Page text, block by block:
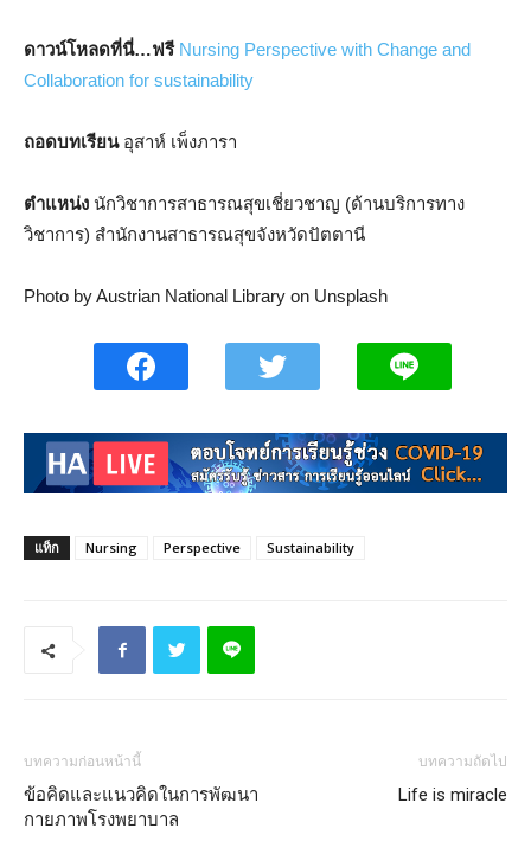
ดาวน์โหลดที่นี่…ฟรี Nursing Perspective with Change and
Collaboration for sustainability
ถอดบทเรียน อุสาห์ เพ็งภารา
ตำแหน่ง นักวิชาการสาธารณสุขเชี่ยวชาญ (ด้านบริการทาง
วิชาการ) สำนักงานสาธารณสุขจังหวัดปัตตานี
Photo by Austrian National Library on Unsplash
แท็ก Nursing Perspective Sustainability
บทความก่อนหน้านี้
ข้อคิดและแนวคิดในการพัฒนา
กายภาพโรงพยาบาล
บทความถัดไป
Life is miracle